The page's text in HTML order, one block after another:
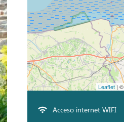
Leaflet| ©
Acceso internet WIFI